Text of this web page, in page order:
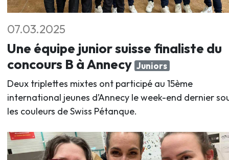
07.03.2025
Une équipe junior suisse finaliste du
concours B à Annecy Juniors
Deux triplettes mixtes ont participé au 15ème
international jeunes d’Annecy le week-end dernier
les couleurs de Swiss Pétanque.